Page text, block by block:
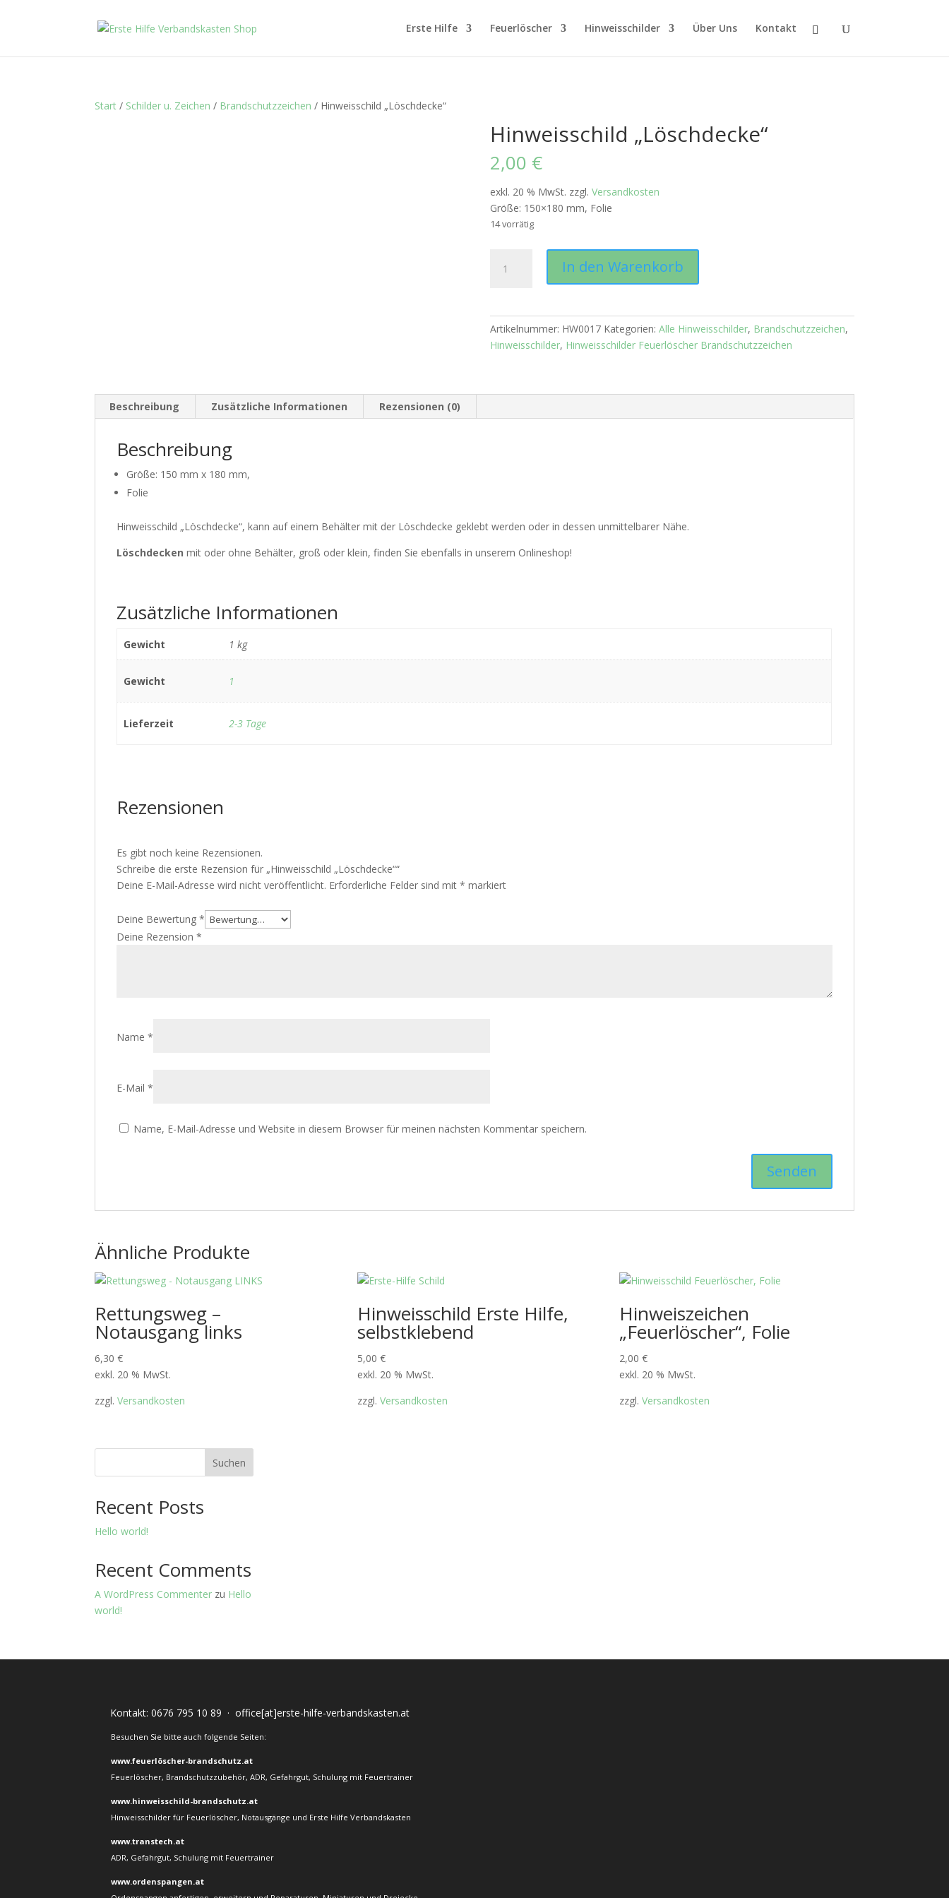
Erste Hilfe Feuerlöscher Hinweisschilder Über Uns Kontakt
Start / Schilder u. Zeichen / Brandschutzzeichen / Hinweisschild „Löschdecke“
Hinweisschild „Löschdecke“
2,00 €
exkl. 20 % MwSt. zzgl. Versandkosten
Größe: 150×180 mm, Folie
14 vorrätig
"Löschdecke"
In den Warenkorb
Artikelnummer: HW0017 Kategorien: Alle Hinweisschilder, Brandschutzzeichen,
Hinweisschilder, Hinweisschilder Feuerlöscher Brandschutzzeichen
Beschreibung Zusätzliche Informationen Rezensionen (0)
Beschreibung
Größe: 150 mm x 180 mm,
Folie
Hinweisschild „Löschdecke“, kann auf einem Behälter mit der Löschdecke geklebt werden oder in dessen unmittelbarer Nähe.
Löschdeckenmit oder ohne Behälter, groß oder klein, finden Sie ebenfalls in unserem Onlineshop!
Zusätzliche Informationen
Gewicht 1 kg
Gewicht 1
Lieferzeit 2-3 Tage
Rezensionen
Es gibt noch keine Rezensionen.
Schreibe die erste Rezension für „Hinweisschild „Löschdecke““
Deine E-Mail-Adresse wird nicht veröffentlicht. Erforderliche Felder sind mit* markiert
Deine Bewertung*
Deine Rezension*
Name*
E-Mail*
Name, E-Mail-Adresse und Website in diesem Browser für meinen nächsten Kommentar speichern.
Ähnliche Produkte
Rettungsweg –
Notausgang links
6,30€
exkl. 20 % MwSt.
zzgl.Versandkosten
Hinweisschild Erste Hilfe,
selbstklebend
5,00 €
exkl. 20 % MwSt.
zzgl. Versandkosten
Hinweiszeichen
„Feuerlöscher“, Folie
2,00€
exkl. 20 % MwSt.
zzgl.Versandkosten
Suchen
Recent Posts
Hello world!
Recent Comments
A WordPress Commenter zu Hello
world!
Kontakt:0676 795 10 89 ·office[at]erste-hilfe-verbandskasten.at
Besuchen Sie bitte auch folgende Seiten:
www.feuerlöscher-brandschutz.at
Feuerlöscher, Brandschutzzubehör, ADR, Gefahrgut, Schulung mit Feuertrainer
www.hinweisschild-brandschutz.at
Hinweisschilder für Feuerlöscher, Notausgänge und Erste Hilfe Verbandskasten
www.transtech.at
ADR, Gefahrgut, Schulung mit Feuertrainer
www.ordenspangen.at